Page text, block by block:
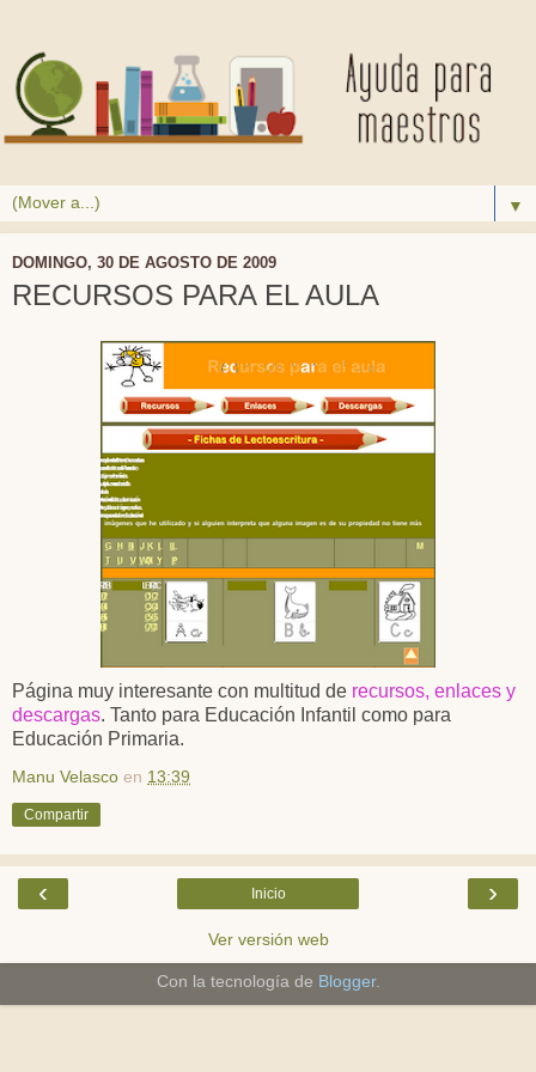
▼
DOMINGO, 30 DE AGOSTO DE 2009
RECURSOS PARA EL AULA
Página muy interesante con multitud de recursos, enlaces y
descargas. Tanto para Educación Infantil como para
Educación Primaria.
Manu Velasco en 13:39
Compartir
‹ ›
Inicio
Ver versión web
Con la tecnología de Blogger.